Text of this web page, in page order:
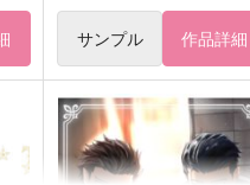
サンプル 作品詳細